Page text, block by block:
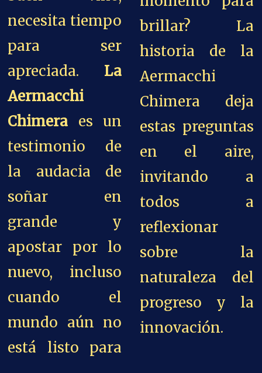
necesita tiempo
para ser
apreciada. La
Aermacchi
Chimera es un
testimonio de
la audacia de
soñar en
grande y
apostar por lo
nuevo, incluso
cuando el
mundo aún no
está listo para
brillar? La
historia de la
Aermacchi
Chimera deja
estas preguntas
en el aire,
invitando a
todos a
reflexionar
sobre la
naturaleza del
progreso y la
innovación.